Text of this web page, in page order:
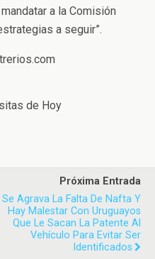
a la Comisión
a seguir”.
de Hoy
Próxima Entrada
Se Agrava La Falta De Nafta Y
Hay Malestar Con Uruguayos
Que Le Sacan La Patente Al
Vehículo Para Evitar Ser
Identificados